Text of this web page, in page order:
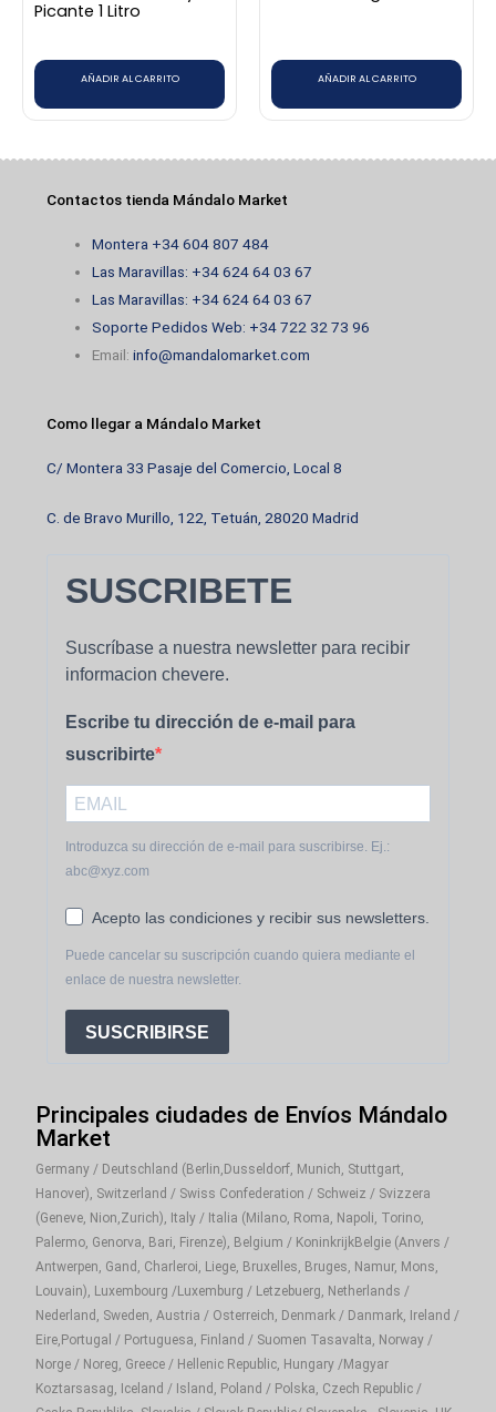
Picante 1 Litro
AÑADIR AL CARRITO AÑADIR AL CARRITO
Contactos tienda Mándalo Market
Montera +34 604 807 484
Las Maravillas: +34 624 64 03 67
Las Maravillas: +34 624 64 03 67
Soporte Pedidos Web: +34 722 32 73 96
Email:info@mandalomarket.com
Como llegar a Mándalo Market
C/ Montera 33 Pasaje del Comercio, Local 8
C. de Bravo Murillo, 122, Tetuán, 28020 Madrid
SUSCRIBETE
Suscríbase a nuestra newsletter para recibir
informacion chevere.
Escribe tu dirección de e-mail para
suscribirte
Introduzca su dirección de e-mail para suscribirse. Ej.:
abc@xyz.com
Acepto las condiciones y recibir sus newsletters.
Puede cancelar su suscripción cuando quiera mediante el
enlace de nuestra newsletter.
SUSCRIBIRSE
Principales ciudades de Envíos Mándalo
Market
Germany / Deutschland (Berlin,Dusseldorf, Munich, Stuttgart,
Hanover), Switzerland / Swiss Confederation / Schweiz / Svizzera
(Geneve, Nion,Zurich), Italy / Italia (Milano, Roma, Napoli, Torino,
Palermo, Genorva, Bari, Firenze), Belgium / KoninkrijkBelgie (Anvers /
Antwerpen, Gand, Charleroi, Liege, Bruxelles, Bruges, Namur, Mons,
Louvain), Luxembourg /Luxemburg / Letzebuerg, Netherlands /
Nederland, Sweden, Austria / Osterreich, Denmark / Danmark, Ireland /
Eire,Portugal / Portuguesa, Finland / Suomen Tasavalta, Norway /
Norge / Noreg, Greece / Hellenic Republic, Hungary /Magyar
Koztarsasag, Iceland / Island, Poland / Polska, Czech Republic /